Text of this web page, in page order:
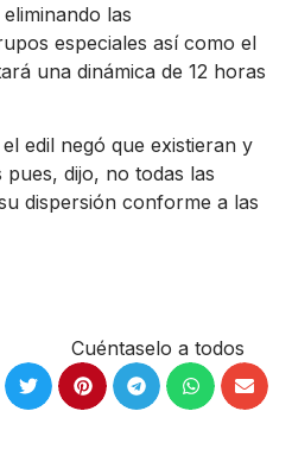
las
especiales así como el
una dinámica de 12 horas
edil negó que existieran y
dijo, no todas las
dispersión conforme a las
Cuéntaselo a todos